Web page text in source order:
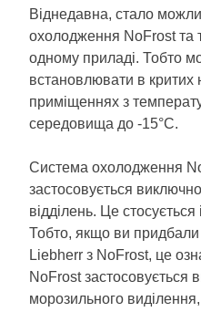
Віднедавна, стало
охолодження NoFrost та
одному приладі. Тобто
встановлювати в
приміщеннях з
середовища до -15°C.
Система охолодження
застосовується
відділень. Це
Тобто, якщо ви
Liebherr з NoFrost, це
NoFrost застосовується
морозильного